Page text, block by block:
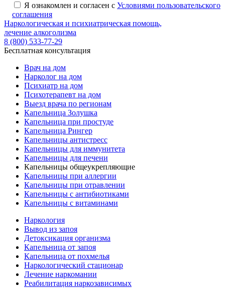
Я ознакомлен и согласен с Условиями пользовательского
соглашения
Наркологическая и психиатрическая помощь,
лечение алкоголизма
8 (800) 533-77-29
Бесплатная консультация
Врач на дом
Нарколог на дом
Психиатр на дом
Психотерапевт на дом
Выезд врача по регионам
Капельница Золушка
Капельница при простуде
Капельница Рингер
Капельницы антистресс
Капельницы для иммунитета
Капельницы для печени
Капельницы общеукрепляющие
Капельницы при аллергии
Капельницы при отравлении
Капельницы с антибиотиками
Капельницы с витаминами
Наркология
Вывод из запоя
Детоксикация организма
Капельница от запоя
Капельница от похмелья
Наркологический стационар
Лечение наркомании
Реабилитация наркозависимых